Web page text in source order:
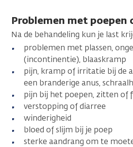
Problemen met poepen
Na de behandeling kun je last
problemen met plassen,
(incontinentie), blaaskramp
pijn, kramp of irritatie bij de
een branderige anus,
pijn bij het poepen, zitten of
verstopping of diarree
winderigheid
bloed of slijm bij je poep
sterke aandrang om te